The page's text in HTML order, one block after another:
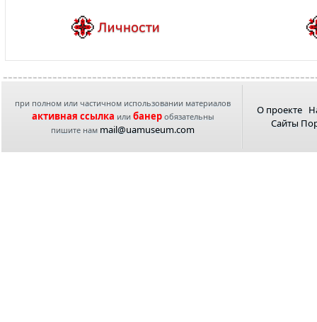
при полном или частичном использовании материалов
активная ссылка или банеробязательны
пишите нам mail@uamuseum.com
О проекте
Сайты